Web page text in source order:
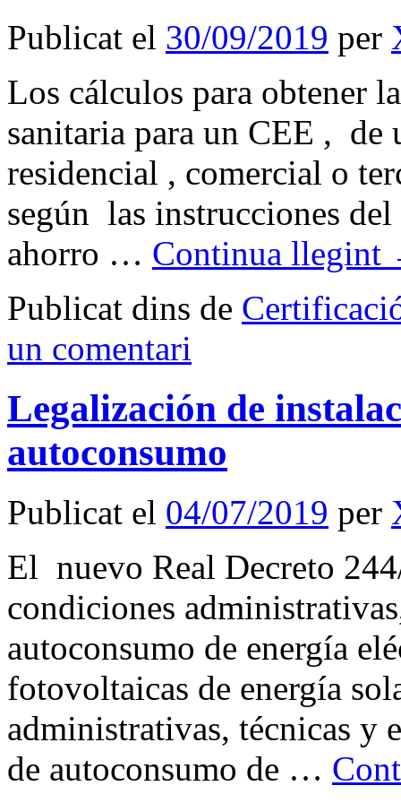
Publicat el 30/09/2019 per
Los cálculos para obtener
sanitaria para un CEE , de
residencial , comercial o
según las instrucciones
ahorro … Continua llegint
Publicat dins de
un comentari
Legalización de
autoconsumo
Publicat el 04/07/2019 per
El nuevo Real Decreto
condiciones
autoconsumo de energía
fotovoltaicas de energía
administrativas, técnicas y
de autoconsumo de …